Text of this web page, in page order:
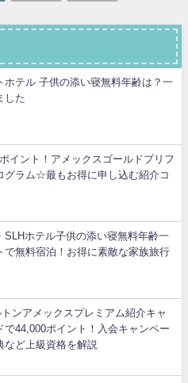
ホテル 子供の添い寝無料年齢は？一
した
イント！アメックスゴールドプリフ
グラム☆最もお得に申し込む紹介コ
SLHホテル子供の添い寝無料年齢一
無料宿泊！お得に素敵な家族旅行
ンアメックスプレミアム紹介キャ
で44,000ポイント！入会キャンペー
など上級資格を解説